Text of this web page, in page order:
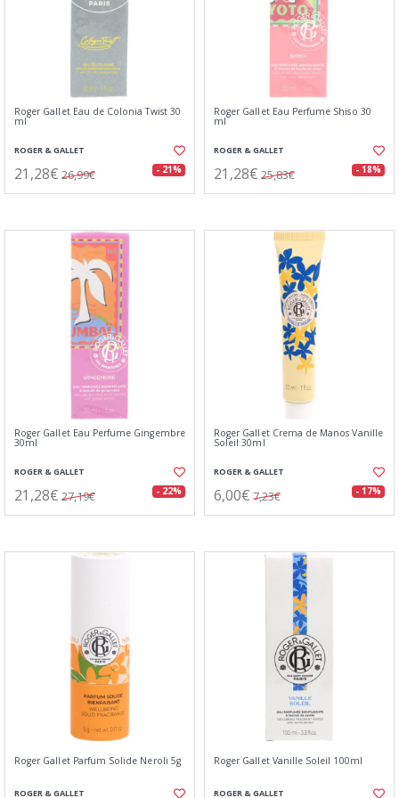
Roger Gallet Eau de Colonia Twist 30
ml
ROGER & GALLET
21,28€ 26,99€ - 21%
Roger Gallet Eau Perfume Shiso 30
ml
ROGER & GALLET
21,28€ 25,83€ - 18%
Roger Gallet Eau Perfume Gingembre
30ml
ROGER & GALLET
21,28€ 27,19€ - 22%
Roger Gallet Crema de Manos Vanille
Soleil 30ml
ROGER & GALLET
6,00€ 7,23€ - 17%
Roger Gallet Parfum Solide Neroli 5g
ROGER & GALLET
Roger Gallet Vanille Soleil 100ml
ROGER & GALLET